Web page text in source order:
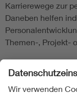
Karrierewege zur
Daneben helfen
Themen-, Projekt-